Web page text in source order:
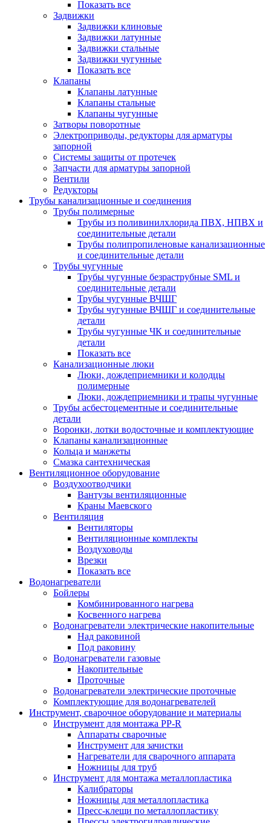
Показать все
Задвижки
Задвижки клиновые
Задвижки латунные
Задвижки стальные
Задвижки чугунные
Показать все
Клапаны
Клапаны латунные
Клапаны стальные
Клапаны чугунные
Затворы поворотные
Электроприводы, редукторы для арматуры
запорной
Системы защиты от протечек
Запчасти для арматуры запорной
Вентили
Редукторы
Трубы канализационные и соединения
Трубы полимерные
Трубы из поливинилхлорида ПВХ, НПВХ и
соединительные детали
Трубы полипропиленовые канализационные
и соединительные детали
Трубы чугунные
Трубы чугунные безраструбные SML и
соединительные детали
Трубы чугунные ВЧШГ
Трубы чугунные ВЧШГ и соединительные
детали
Трубы чугунные ЧК и соединительные
детали
Показать все
Канализационные люки
Люки, дождеприемники и колодцы
полимерные
Люки, дождеприемники и трапы чугунные
Трубы асбестоцементные и соединительные
детали
Воронки, лотки водосточные и комплектующие
Клапаны канализационные
Кольца и манжеты
Смазка сантехническая
Вентиляционное оборудование
Воздухоотводчики
Вантузы вентиляционные
Краны Маевского
Вентиляция
Вентиляторы
Вентиляционные комплекты
Воздуховоды
Врезки
Показать все
Водонагреватели
Бойлеры
Комбинированного нагрева
Косвенного нагрева
Водонагреватели электрические накопительные
Над раковиной
Под раковину
Водонагреватели газовые
Накопительные
Проточные
Водонагреватели электрические проточные
Комплектующие для водонагревателей
Инструмент, сварочное оборудование и материалы
Инструмент для монтажа PP-R
Аппараты сварочные
Инструмент для зачистки
Нагреватели для сварочного аппарата
Ножницы для труб
Инструмент для монтажа металлопластика
Калибраторы
Ножницы для металлопластика
Пресс-клещи по металлопластику